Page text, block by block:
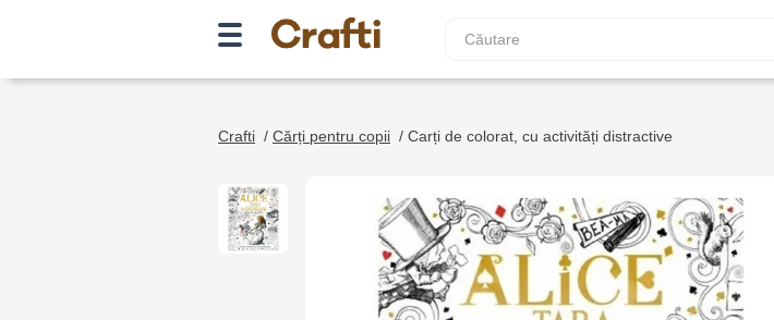
Crafti / Cărți pentru copii / Carți de colorat, cu activități distractive